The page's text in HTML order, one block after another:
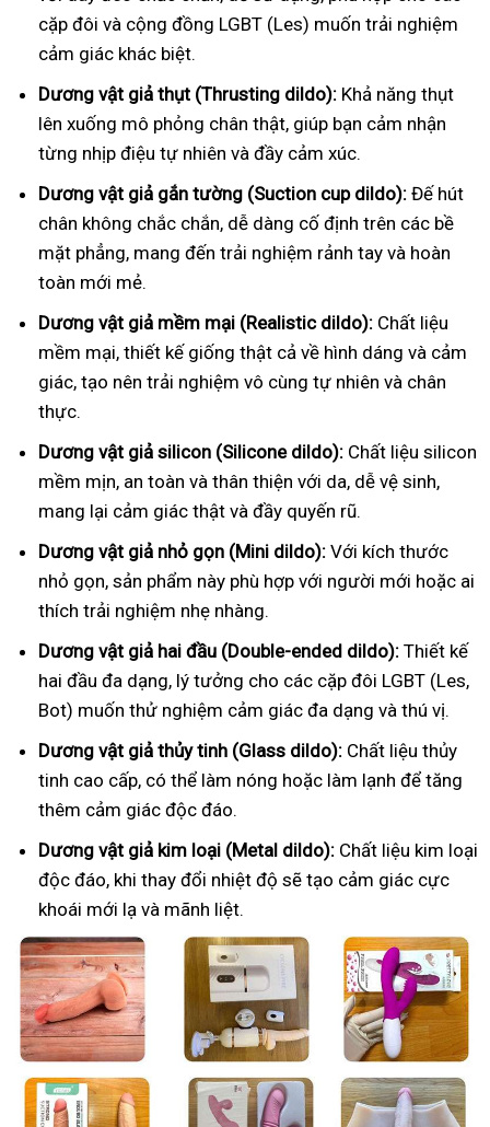
cặp đôi và cộng đồng LGBT (Les) muốn trải nghiệm
cảm giác khác biệt.
Dương vật giả thụt (Thrusting dildo): Khả năng thụt
lên xuống mô phỏng chân thật, giúp bạn cảm nhận
từng nhịp điệu tự nhiên và đầy cảm xúc.
Dương vật giả gắn tường (Suction cup dildo): Đế hút
chân không chắc chắn, dễ dàng cố định trên các bề
mặt phẳng, mang đến trải nghiệm rảnh tay và hoàn
toàn mới mẻ.
Dương vật giả mềm mại (Realistic dildo): Chất liệu
mềm mại, thiết kế giống thật cả về hình dáng và cảm
giác, tạo nên trải nghiệm vô cùng tự nhiên và chân
thực.
Dương vật giả silicon (Silicone dildo): Chất liệu silicon
mềm mịn, an toàn và thân thiện với da, dễ vệ sinh,
mang lại cảm giác thật và đầy quyến rũ.
Dương vật giả nhỏ gọn (Mini dildo): Với kích thước
nhỏ gọn, sản phẩm này phù hợp với người mới hoặc ai
thích trải nghiệm nhẹ nhàng.
Dương vật giả hai đầu (Double-ended dildo): Thiết kế
hai đầu đa dạng, lý tưởng cho các cặp đôi LGBT (Les,
Bot) muốn thử nghiệm cảm giác đa dạng và thú vị.
Dương vật giả thủy tinh (Glass dildo): Chất liệu thủy
tinh cao cấp, có thể làm nóng hoặc làm lạnh để tăng
thêm cảm giác độc đáo.
Dương vật giả kim loại (Metal dildo): Chất liệu kim loại
độc đáo, khi thay đổi nhiệt độ sẽ tạo cảm giác cực
khoái mới lạ và mãnh liệt.